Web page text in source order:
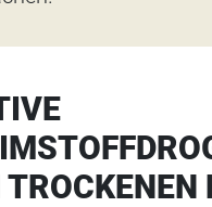
TROCKENEN